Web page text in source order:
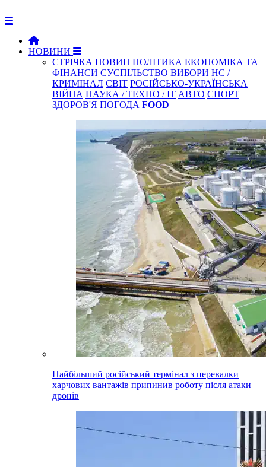
НОВИНИ
СТРІЧКА НОВИН ПОЛІТИКА ЕКОНОМІКА ТА
ФІНАНСИ СУСПІЛЬСТВО ВИБОРИ НС /
КРИМІНАЛ СВІТ РОСІЙСЬКО-УКРАЇНСЬКА
ВІЙНА НАУКА / ТЕХНО / IT АВТО СПОРТ
ЗДОРОВ'Я ПОГОДА FOOD
Найбільший російський термінал з перевалки
харчових вантажів припинив роботу після атаки
дронів